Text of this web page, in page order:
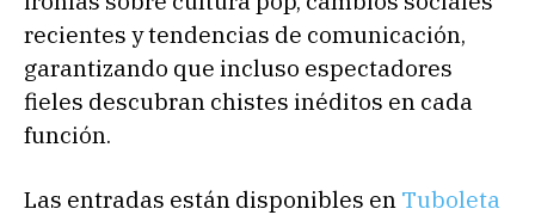
recientes y tendencias de comunicación,
garantizando que incluso espectadores
fieles descubran chistes inéditos en cada
función.
Las entradas están disponibles en Tuboleta